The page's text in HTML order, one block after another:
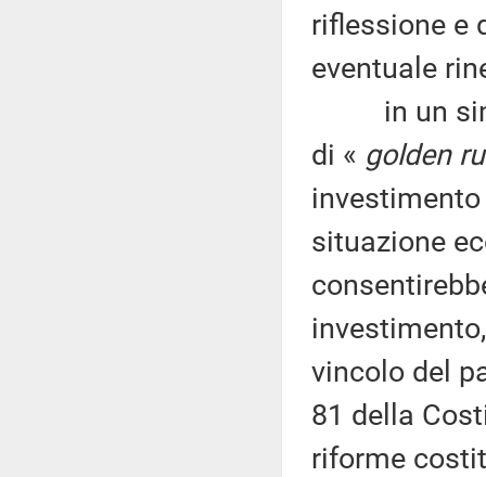
riflessione e
eventuale
in un
di « golden
situazione
vincolo del
81 della
riforme